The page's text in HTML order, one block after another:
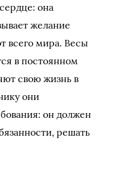
она
желание
всего мира. Весы
в постоянном
свою жизнь в
они
он должен
решать